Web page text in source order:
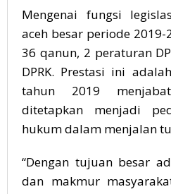
Mengenai fungsi
aceh besar periode
36 qanun, 2 peraturan
DPRK. Prestasi ini
tahun 2019
ditetapkan menjadi
hukum dalam menjalan
“Dengan tujuan besar
dan makmur